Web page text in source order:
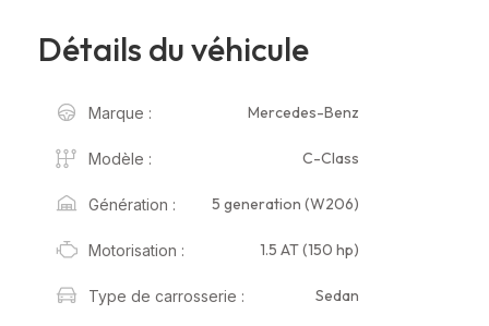
Détails du véhicule
Marque : Mercedes-Benz
Modèle : C-Class
Génération : 5 generation (W206)
Motorisation : 1.5 AT (150 hp)
Type de carrosserie : Sedan